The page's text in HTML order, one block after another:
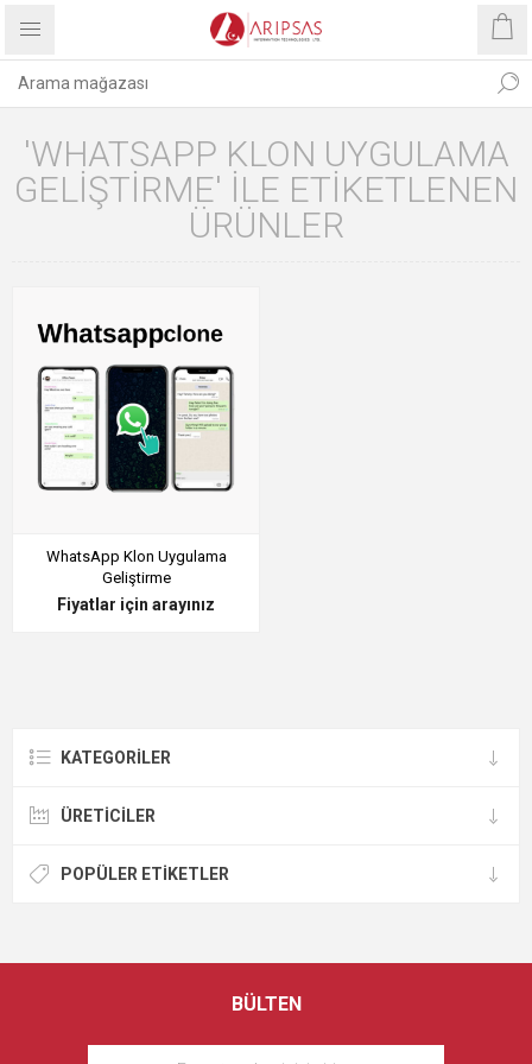
'WHATSAPP KLON UYGULAMA
GELIŞTIRME' ILE ETIKETLENEN
ÜRÜNLER
WhatsApp Klon Uygulama
Geliştirme
Fiyatlar için arayınız
KATEGORILER
ÜRETICILER
POPÜLER ETIKETLER
BÜLTEN